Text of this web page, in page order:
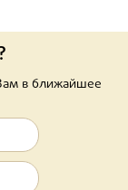
в ближайшее